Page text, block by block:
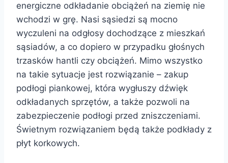
energiczne odkładanie obciążeń na ziemię nie
wchodzi w grę. Nasi sąsiedzi są mocno
wyczuleni na odgłosy dochodzące z mieszkań
sąsiadów, a co dopiero w przypadku głośnych
trzasków hantli czy obciążeń. Mimo wszystko
na takie sytuacje jest rozwiązanie – zakup
podłogi piankowej, która wygłuszy dźwięk
odkładanych sprzętów, a także pozwoli na
zabezpieczenie podłogi przed zniszczeniami.
Świetnym rozwiązaniem będą także podkłady z
płyt korkowych.